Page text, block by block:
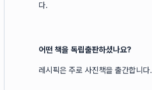
다.
어떤 책을 독립출판하셨나요?
레시픽은 주로 사진책을 출간합니다.